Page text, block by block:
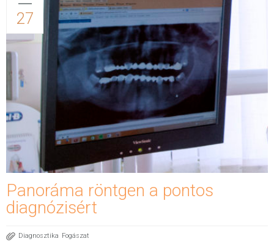
27
Panoráma röntgen a pontos
diagnózisért
Diagnosztika Fogászat